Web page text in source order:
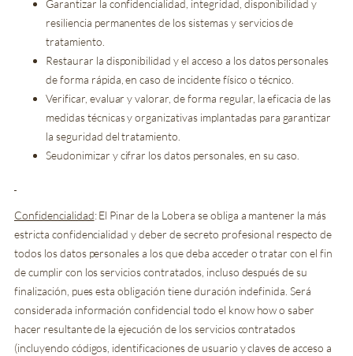
Garantizar la confidencialidad, integridad, disponibilidad y
resiliencia permanentes de los sistemas y servicios de
tratamiento.
Restaurar la disponibilidad y el acceso a los datos personales
de forma rápida, en caso de incidente físico o técnico.
Verificar, evaluar y valorar, de forma regular, la eficacia de las
medidas técnicas y organizativas implantadas para garantizar
la seguridad del tratamiento.
Seudonimizar y cifrar los datos personales, en su caso.
Confidencialidad: El Pinar de la Lobera se obliga a mantener la más
estricta confidencialidad y deber de secreto profesional respecto de
todos los datos personales a los que deba acceder o tratar con el fin
de cumplir con los servicios contratados, incluso después de su
finalización, pues esta obligación tiene duración indefinida. Será
considerada información confidencial todo el know how o saber
hacer resultante de la ejecución de los servicios contratados
(incluyendo códigos, identificaciones de usuario y claves de acceso a